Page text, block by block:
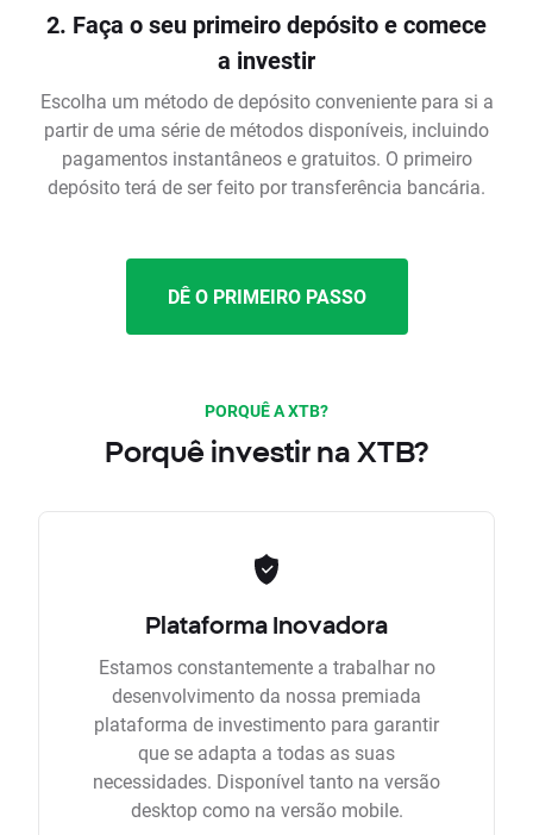
2. Faça o seu primeiro depósito e comece
a investir
Escolha um método de depósito conveniente para si a
partir de uma série de métodos disponíveis, incluindo
pagamentos instantâneos e gratuitos. O primeiro
depósito terá de ser feito por transferência bancária.
DÊ O PRIMEIRO PASSO
PORQUÊ A XTB?
Porquê investir na XTB?
Plataforma Inovadora
Estamos constantemente a trabalhar no
desenvolvimento da nossa premiada
plataforma de investimento para garantir
que se adapta a todas as suas
necessidades. Disponível tanto na versão
desktop como na versão mobile.